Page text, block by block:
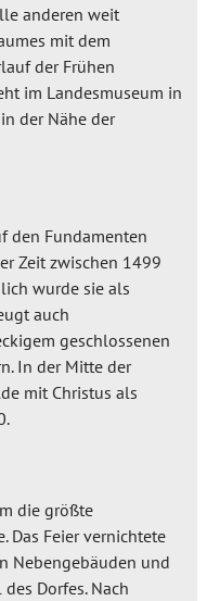
anderen weit
mit dem
der Frühen
im Landesmuseum in
der Nähe der
den Fundamenten
Zeit zwischen 1499
wurde sie als
auch
geschlossenen
In der Mitte der
mit Christus als
die größte
Das Feier vernichtete
Nebengebäuden und
Dorfes. Nach